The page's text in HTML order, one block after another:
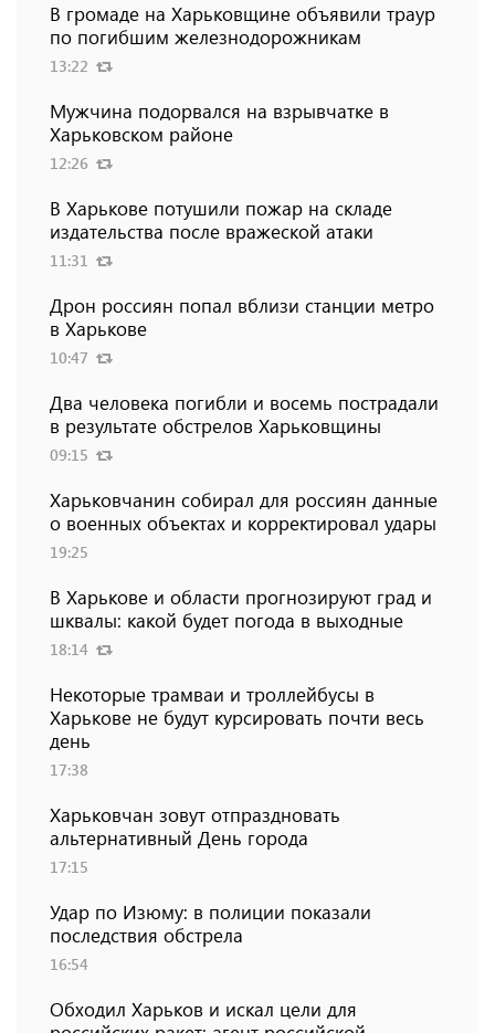
В громаде на Харьковщине объявили траур
по погибшим железнодорожникам
13:22
Мужчина подорвался на взрывчатке в
Харьковском районе
12:26
В Харькове потушили пожар на складе
издательства после вражеской атаки
11:31
Дрон россиян попал вблизи станции метро
в Харькове
10:47
Два человека погибли и восемь пострадали
в результате обстрелов Харьковщины
09:15
Харьковчанин собирал для россиян данные
о военных объектах и ​​корректировал удары
19:25
В Харькове и области прогнозируют град и
шквалы: какой будет погода в выходные
18:14
Некоторые трамваи и троллейбусы в
Харькове не будут курсировать почти весь
день
17:38
Харьковчан зовут отпраздновать
альтернативный День города
17:15
Удар по Изюму: в полиции показали
последствия обстрела
16:54
Обходил Харьков и искал цели для